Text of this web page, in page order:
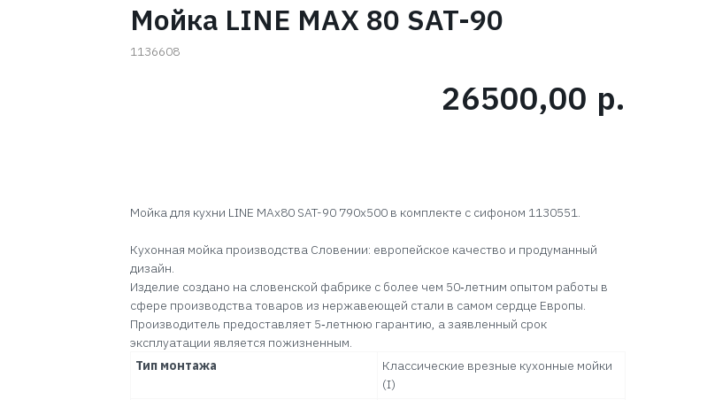
Мойка LINE MAX 80 SAT-90
1136608
26500,00 р.
Мойка для кухни LINE MAx80 SAT-90 790x500 в комплекте с сифоном 1130551.
Кухонная мойка производства Словении: европейское качество и продуманный
дизайн.
Изделие создано на словенской фабрике с более чем 50‑летним опытом работы в
сфере производства товаров из нержавеющей стали в самом сердце Европы.
Производитель предоставляет 5‑летнюю гарантию, а заявленный срок
эксплуатации является пожизненным.
Тип монтажа
Классические врезные кухонные мойки
(I)